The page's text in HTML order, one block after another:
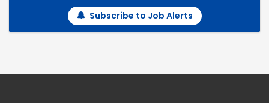
Subscribe to Job Alerts